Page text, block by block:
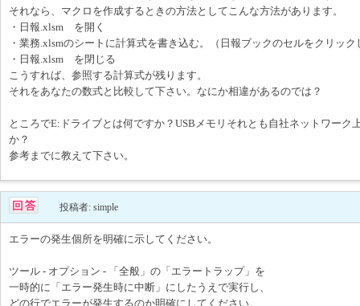
それなら、マクロを作成するときの方法としてこんな方法があります。
・日報.xlsm を開く
・業務.xlsmのシートに計算式を書き込む。（日報ブックのセルをクリッ
・日報.xlsm を閉じる
こうすれば、参照する計算式が残ります。
それをあなたの数式と比較して下さい。なにか相違があるのでは？
ところでE:ドライブとは何ですか？USBメモリそれとも自社ネットワーク
か？
参考までに教えて下さい。
投稿者: simple
エラーの発生個所を明確に示してください。
ツール - オプション - 「全般」の「エラートラップ」を
一時的に「エラー発生時に中断」にしたうえで実行し、
どの行でエラーが発生するのか明確にしてください。